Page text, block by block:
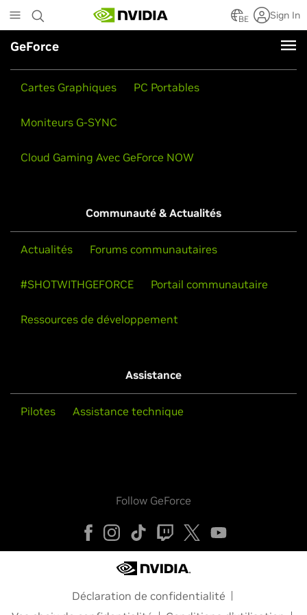
to
main
content
BE Sign In
GeForce
Cartes Graphiques PC Portables
Moniteurs G-SYNC
Cloud Gaming Avec GeForce NOW
Communauté & Actualités
Actualités Forums communautaires
#SHOTWITHGEFORCE Portail communautaire
Ressources de développement
Assistance
Pilotes Assistance technique
Follow GeForce
Déclaration de confidentialité